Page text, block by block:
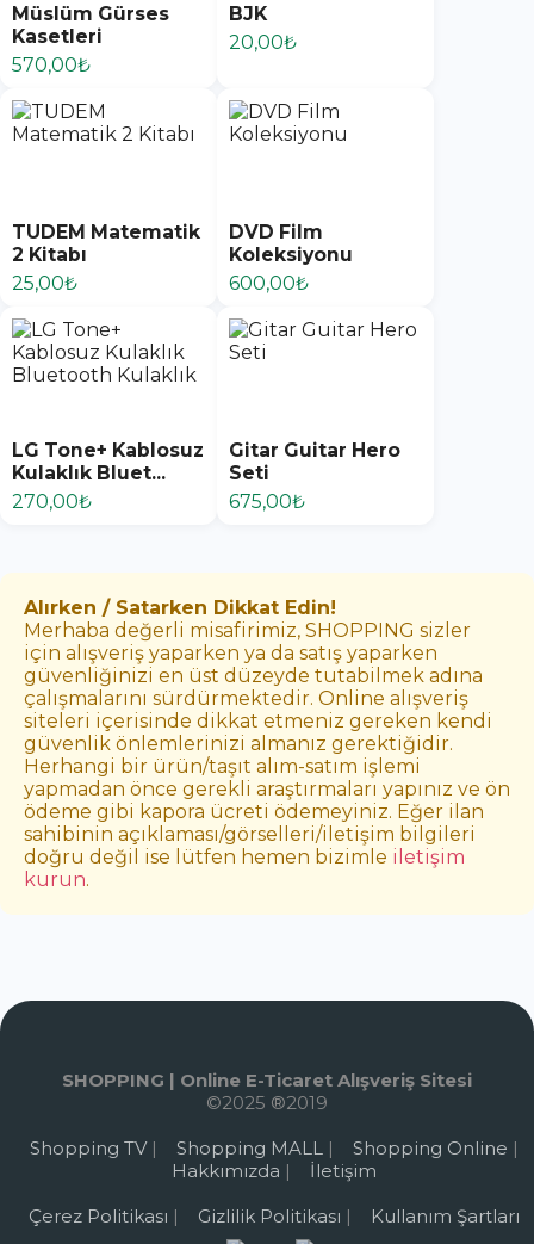
Müslüm Gürses
Kasetleri
570,00₺
BJK
20,00₺
TUDEM Matematik
2 Kitabı
25,00₺
DVD Film
Koleksiyonu
600,00₺
LG Tone+ Kablosuz
Kulaklık Bluet...
270,00₺
Gitar Guitar Hero
Seti
675,00₺
Alırken / Satarken Dikkat Edin!
Merhaba değerli misafirimiz, SHOPPING sizler
için alışveriş yaparken ya da satış yaparken
güvenliğinizi en üst düzeyde tutabilmek adına
çalışmalarını sürdürmektedir. Online alışveriş
siteleri içerisinde dikkat etmeniz gereken kendi
güvenlik önlemlerinizi almanız gerektiğidir.
Herhangi bir ürün/taşıt alım-satım işlemi
yapmadan önce gerekli araştırmaları yapınız ve ön
ödeme gibi kapora ücreti ödemeyiniz. Eğer ilan
sahibinin açıklaması/görselleri/iletişim bilgileri
doğru değil ise lütfen hemen bizimle iletişim
kurun.
SHOPPING | Online E-Ticaret Alışveriş Sitesi
©2025 ®2019
Shopping TV| Shopping MALL | Shopping Online |
Hakkımızda |
İletişim
Çerez Politikası | Gizlilik Politikası | Kullanım Şartları